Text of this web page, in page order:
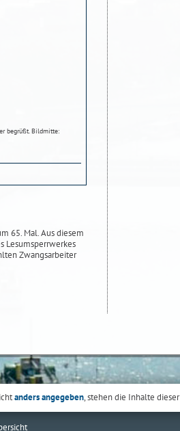
begrüßt. Bildmitte:
65. Mal. Aus diesem
Lesumsperrwerkes
Zwangsarbeiter
anders angegeben, stehen die Inhalte